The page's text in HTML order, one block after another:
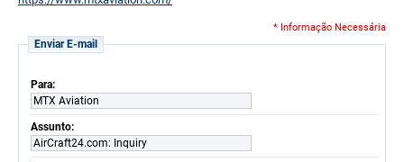
* Informação Necessária
Enviar E-mail
Para:
MTX Aviation
Assunto:
AirCraft24.com: Inquiry